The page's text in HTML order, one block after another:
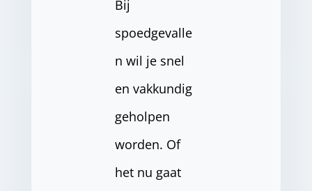
Bij
spoedgevalle
n wil je snel
en vakkundig
geholpen
worden. Of
het nu gaat